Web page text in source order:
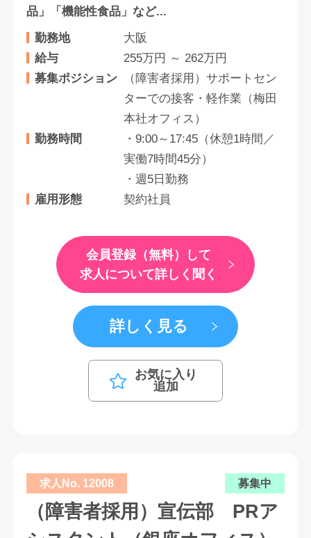
品」「機能性食品」など...
勤務地
大阪
給与
255万円 ～ 262万円
募集ポジション
（障害者採用）サポートセン
ターでの接客・軽作業（梅田
本社オフィス）
勤務時間
・9:00～17:45（休憩1時間／
実働7時間45分）
・週5日勤務
雇用形態
契約社員
会員登録（無料）して
求人について詳しく聞く
詳しく見る
お気に入り
追加
求人No. 12008 募集中
（障害者採用）宣伝部 PRア